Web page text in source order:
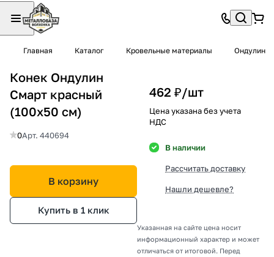
Главная Каталог Кровельные материалы Ондулин
Конек Ондулин
Смарт красный
(100х50 см)
0Арт. 440694
В корзину
Купить в 1 клик
462 ₽/шт
Цена указана без учета
НДС
В наличии
Рассчитать доставку
Нашли дешевле?
Указанная на сайте цена носит
информационный характер и может
отличаться от итоговой. Перед